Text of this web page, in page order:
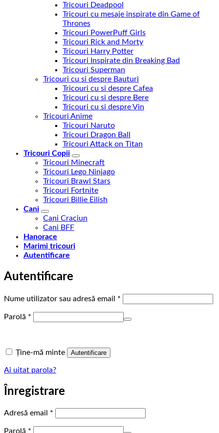
Tricouri Deadpool
Tricouri cu mesaje inspirate din Game of
Thrones
Tricouri PowerPuff Girls
Tricouri Rick and Morty
Tricouri Harry Potter
Tricouri Inspirate din Breaking Bad
Tricouri Superman
Tricouri cu si despre Bauturi
Tricouri cu si despre Cafea
Tricouri cu si despre Bere
Tricouri cu si despre Vin
Tricouri Anime
Tricouri Naruto
Tricouri Dragon Ball
Tricouri Attack on Titan
Tricouri Copii
Tricouri Minecraft
Tricouri Lego Ninjago
Tricouri Brawl Stars
Tricouri Fortnite
Tricouri Billie Eilish
Cani
Cani Craciun
Cani BFF
Hanorace
Marimi tricouri
Autentificare
Autentificare
Nume utilizator sau adresă email *
Parolă *
Ține-mă minte Autentificare
Ai uitat parola?
Înregistrare
Adresă email *
Parolă *